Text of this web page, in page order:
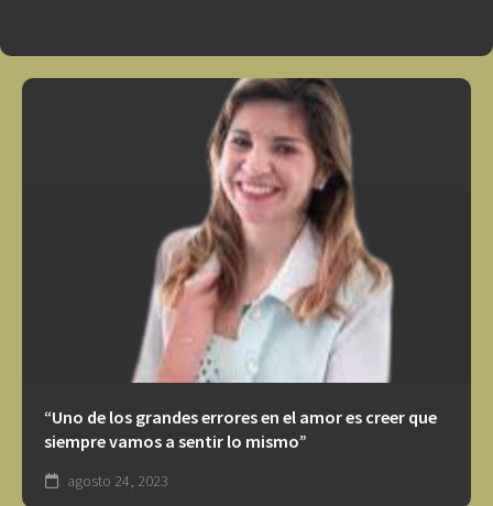
“Uno de los grandes errores en el amor es creer que
siempre vamos a sentir lo mismo”
agosto 24, 2023